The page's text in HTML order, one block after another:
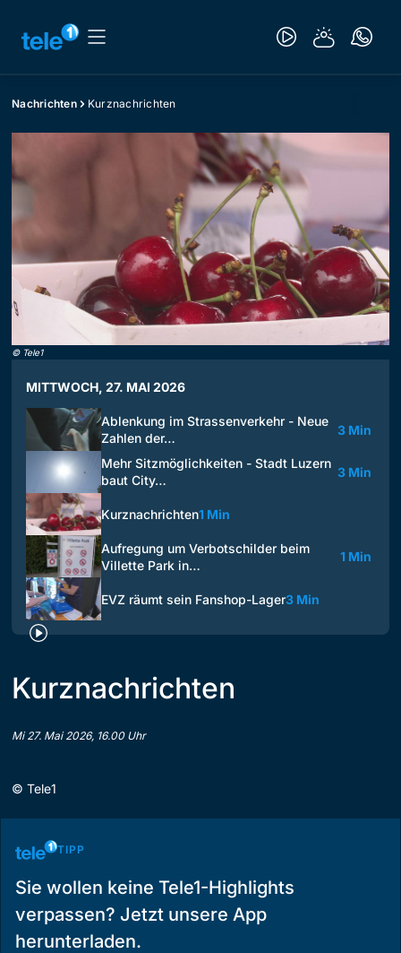
Nachrichten Kurznachrichten
© Tele1
MITTWOCH, 27. MAI 2026
Ablenkung im Strassenverkehr - Neue
Zahlen der…
3 Min
Mehr Sitzmöglichkeiten - Stadt Luzern
baut City…
3 Min
Kurznachrichten1 Min
Aufregung um Verbotschilder beim
Villette Park in…
1 Min
EVZ räumt sein Fanshop-Lager3 Min
Kurznachrichten
Mi 27. Mai 2026, 16.00 Uhr
© Tele1
TIPP
Sie wollen keine Tele1-Highlights
verpassen? Jetzt unsere App
herunterladen.